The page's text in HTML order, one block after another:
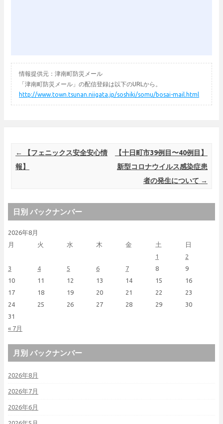
情報提供元：津南町防災メール
「津南町防災メール」の配信登録は以下のURLから。
http://www.town.tsunan.niigata.jp/soshiki/somu/bosai-mail.html
Post navigation
←
【フェニックス安全安心情
報】
【十日町市39例目〜40例目】
新型コロナウイルス感染症患
者の発生について →
日別 バックナンバー
2026年8月
月
火 水 木 金 土 日
« 7月
1
2
3
4 5 6 7 8
9
10
11 12 13 14 15
16
17
18 19 20 21 22
23
24
25 26 27 28 29
30
31
月別 バックナンバー
2026年8月
2026年7月
2026年6月